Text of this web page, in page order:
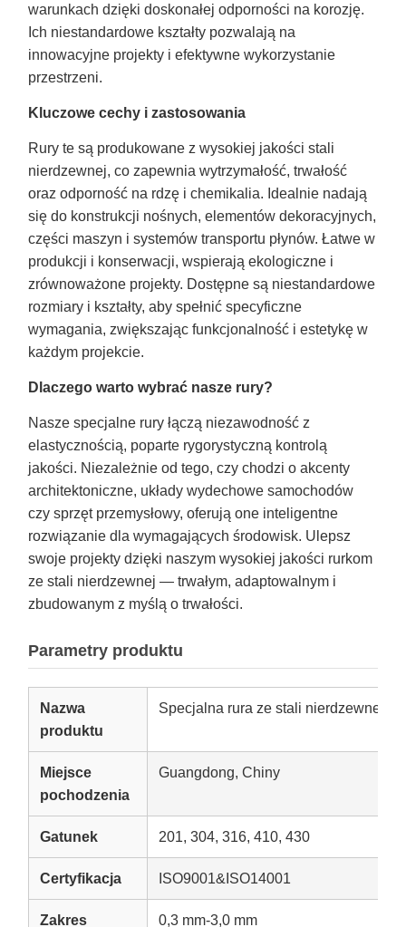
warunkach dzięki doskonałej odporności na korozję.
Ich niestandardowe kształty pozwalają na
innowacyjne projekty i efektywne wykorzystanie
przestrzeni.
Kluczowe cechy i zastosowania
Rury te są produkowane z wysokiej jakości stali
nierdzewnej, co zapewnia wytrzymałość, trwałość
oraz odporność na rdzę i chemikalia. Idealnie nadają
się do konstrukcji nośnych, elementów dekoracyjnych,
części maszyn i systemów transportu płynów. Łatwe w
produkcji i konserwacji, wspierają ekologiczne i
zrównoważone projekty. Dostępne są niestandardowe
rozmiary i kształty, aby spełnić specyficzne
wymagania, zwiększając funkcjonalność i estetykę w
każdym projekcie.
Dlaczego warto wybrać nasze rury?
Nasze specjalne rury łączą niezawodność z
elastycznością, poparte rygorystyczną kontrolą
jakości. Niezależnie od tego, czy chodzi o akcenty
architektoniczne, układy wydechowe samochodów
czy sprzęt przemysłowy, oferują one inteligentne
rozwiązanie dla wymagających środowisk. Ulepsz
swoje projekty dzięki naszym wysokiej jakości rurkom
ze stali nierdzewnej — trwałym, adaptowalnym i
zbudowanym z myślą o trwałości.
Parametry produktu
Nazwa
produktu
Specjalna rura ze stali nierdzewnej
Miejsce
pochodzenia
Guangdong, Chiny
Gatunek 201, 304, 316, 410, 430
Certyfikacja ISO9001&ISO14001
Zakres 0,3 mm-3,0 mm